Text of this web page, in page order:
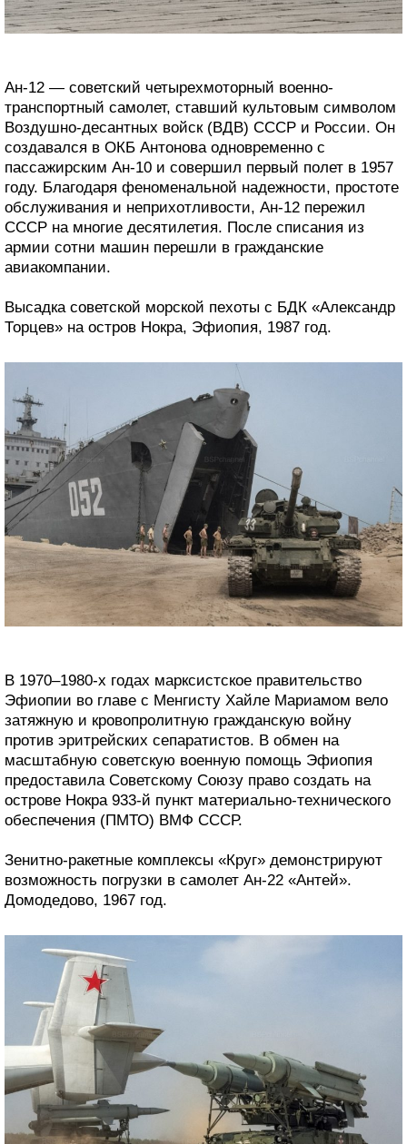
Ан-12 — советский четырехмоторный военно-
транспортный самолет, ставший культовым символом
Воздушно-десантных войск (ВДВ) СССР и России. Он
создавался в ОКБ Антонова одновременно с
пассажирским Ан-10 и совершил первый полет в 1957
году. Благодаря феноменальной надежности, простоте
обслуживания и неприхотливости, Ан-12 пережил
СССР на многие десятилетия. После списания из
армии сотни машин перешли в гражданские
авиакомпании.
Высадка советской морской пехоты с БДК «Александр
Торцев» на остров Нокра, Эфиопия, 1987 год.
В 1970–1980-х годах марксистское правительство
Эфиопии во главе с Менгисту Хайле Мариамом вело
затяжную и кровопролитную гражданскую войну
против эритрейских сепаратистов. В обмен на
масштабную советскую военную помощь Эфиопия
предоставила Советскому Союзу право создать на
острове Нокра 933-й пункт материально-технического
обеспечения (ПМТО) ВМФ СССР.
Зенитно-ракетные комплексы «Круг» демонстрируют
возможность погрузки в самолет Ан-22 «Антей».
Домодедово, 1967 год.